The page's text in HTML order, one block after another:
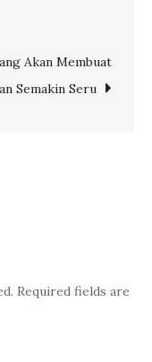
Akan Membuat
Semakin Seru
Required fields are